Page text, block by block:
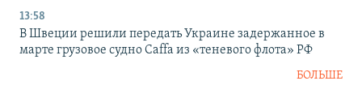
13:58
В Швеции решили передать Украине задержанное в
марте грузовое судно Caffa из «теневого флота» РФ
БОЛЬШЕ